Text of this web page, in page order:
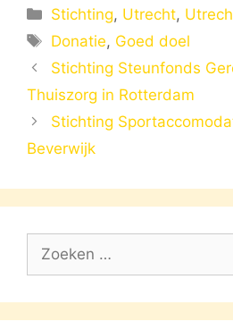
Categorieën
Stichting, Utrecht,
Tags
Donatie, Goed doel
Stichting Steunfonds
Thuiszorg in Rotterdam
Stichting
Beverwijk
naar: